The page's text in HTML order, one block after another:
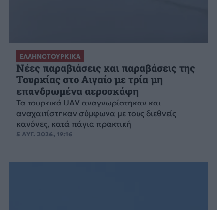
ΕΛΛΗΝΟΤΟΥΡΚΙΚΑ
Νέες παραβιάσεις και παραβάσεις της
Τουρκίας στο Αιγαίο με τρία μη
επανδρωμένα αεροσκάφη
Τα τουρκικά UAV αναγνωρίστηκαν και
αναχαιτίστηκαν σύμφωνα με τους διεθνείς
κανόνες, κατά πάγια πρακτική
5 ΑΥΓ. 2026, 19:16